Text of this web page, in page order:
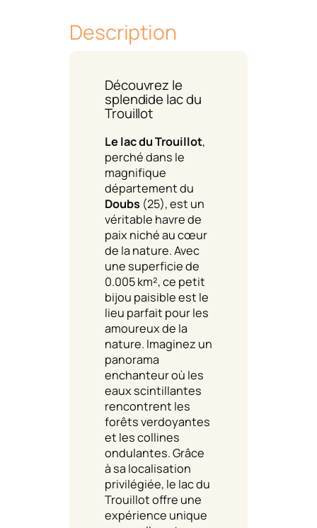
Description
Découvrez le
splendide lac du
Trouillot
Le lac du Trouillot,
perché dans le
magnifique
département du
Doubs (25), est un
véritable havre de
paix niché au cœur
de la nature. Avec
une superficie de
0.005 km², ce petit
bijou paisible est le
lieu parfait pour les
amoureux de la
nature. Imaginez un
panorama
enchanteur où les
eaux scintillantes
rencontrent les
forêts verdoyantes
et les collines
ondulantes. Grâce
à sa localisation
privilégiée, le lac du
Trouillot offre une
expérience unique